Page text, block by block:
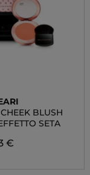
BLUSH
SETA
€